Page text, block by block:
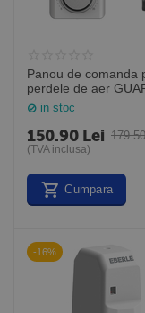
Panou de comanda pentru
perdele de aer
110L-2 PANEL
in stoc
179.50
150.90 Lei
(TVA inclusa)
Cumpara
-16%